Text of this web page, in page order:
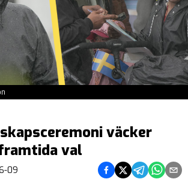
väcker
val
09 Dela på Facebook
Dela på Twitter
Dela på
Dela